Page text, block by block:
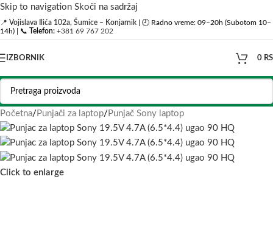
Skip to navigation Skoči na sadržaj
📍 Vojislava Ilića 102a, Šumice – Konjarnik | 🕘 Radno vreme: 09–20h (Subotom 10–
14h) | 📞 Telefon: +381 69 767 202
IZBORNIK 0
Početna/ Punjači za laptop/ Punjač Sony laptop
Click to enlarge